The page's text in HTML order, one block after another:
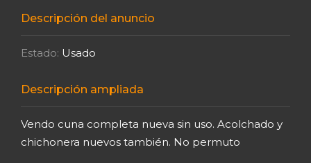
Descripción del anuncio
Estado: Usado
Descripción ampliada
Vendo cuna completa nueva sin uso. Acolchado y
chichonera nuevos también. No permuto